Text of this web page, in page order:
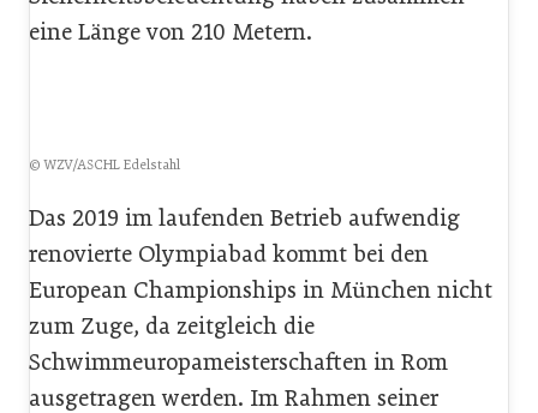
eine Länge von 210 Metern.
© WZV/ASCHL Edelstahl
Das 2019 im laufenden Betrieb aufwendig
renovierte Olympiabad kommt bei den
European Championships in München nicht
zum Zuge, da zeitgleich die
Schwimmeuropameisterschaften in Rom
ausgetragen werden. Im Rahmen seiner